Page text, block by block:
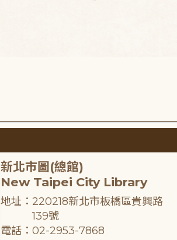
新北市圖(總館)
New Taipei City Library
地址：220218新北市板橋區貴興路
139號
電話：02-2953-7868